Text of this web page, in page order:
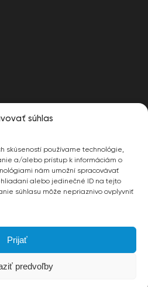
súhlas
skúseností používame technológie,
a/alebo prístup k informáciám o
nám umožní spracovávať
alebo jedinečné ID na tejto
súhlasu môže nepriaznivo ovplyvniť
Prijať
predvoľby
T